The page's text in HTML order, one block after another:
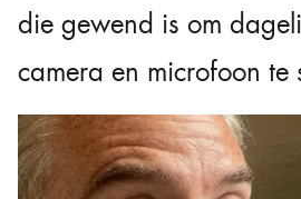
die gewend is om
camera en microfoon te